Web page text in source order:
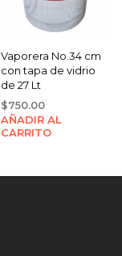
Vaporera No.34 cm
con tapa de vidrio
de 27 Lt
$750.00
AÑADIR AL
CARRITO